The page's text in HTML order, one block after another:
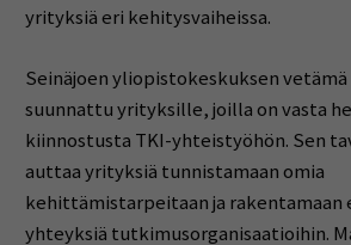
yrityksiä eri kehitysvaiheissa.
Seinäjoen yliopistokeskuksen
suunnattu yrityksille, joilla on vasta
kiinnostusta TKI-yhteistyöhön. Sen
auttaa yrityksiä tunnistamaan omia
kehittämistarpeitaan ja rakentamaan
yhteyksiä tutkimusorganisaatioihin.